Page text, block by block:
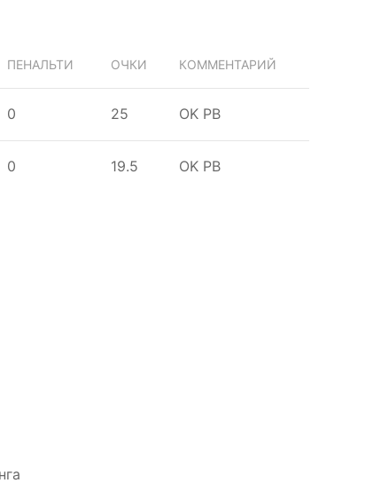
ПЕНАЛЬТИ ОЧКИ КОММЕНТАРИЙ
0 25 OK PB
0 19.5 OK PB